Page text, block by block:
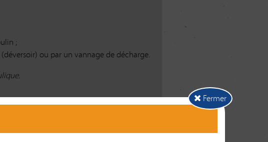
;
ou par un vannage de décharge.
peut être facultative si le vannage de
Fermer